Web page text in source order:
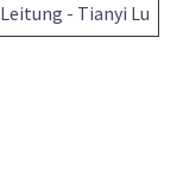
Leitung - Tianyi Lu